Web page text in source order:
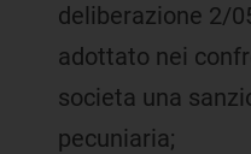
deliberazione 2/
adottato nei
societa una
pecuniaria;